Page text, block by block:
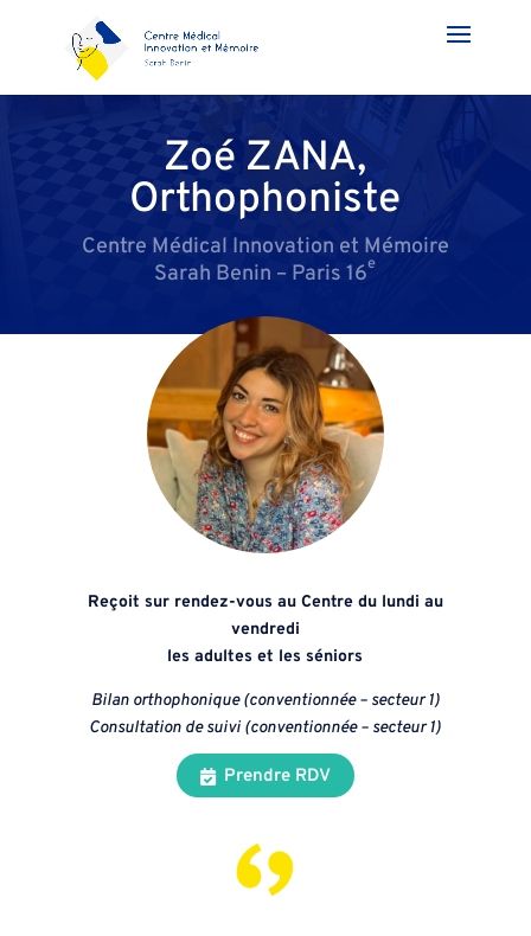
Zoé ZANA,
Orthophoniste
Centre Médical Innovation et Mémoire
Sarah Benin – Paris 16e
Reçoit sur rendez-vous au Centre du lundi au
vendredi
les adultes et les séniors
Bilan orthophonique (conventionnée – secteur 1)
Consultation de suivi (conventionnée – secteur 1)
Prendre RDV